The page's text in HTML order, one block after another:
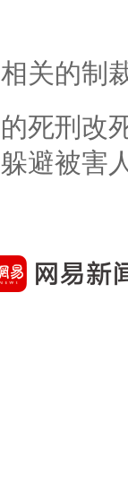
关的制
死刑改
避被害